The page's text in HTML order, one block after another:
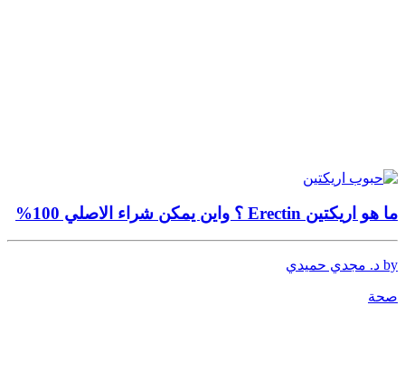
ما هو اريكتين Erectin ؟ واين يمكن شراء الاصلي 100%
by د. مجدي حميدي
صحة